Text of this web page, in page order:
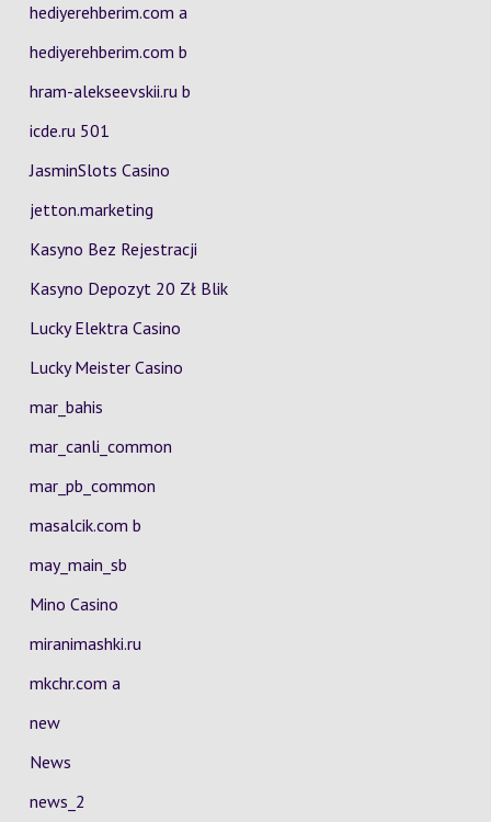
hediyerehberim.com a
hediyerehberim.com b
hram-alekseevskii.ru b
icde.ru 501
JasminSlots Casino
jetton.marketing
Kasyno Bez Rejestracji
Kasyno Depozyt 20 Zł Blik
Lucky Elektra Casino
Lucky Meister Casino
mar_bahis
mar_canli_common
mar_pb_common
masalcik.com b
may_main_sb
Mino Casino
miranimashki.ru
mkchr.com a
new
News
news_2